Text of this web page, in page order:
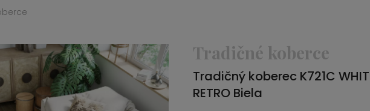
Tradičné koberce
Tradičný koberec K721C
RETRO Biela